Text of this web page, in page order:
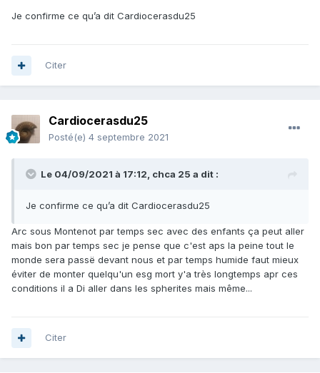
Je confirme ce qu’a dit Cardiocerasdu25
Citer
Cardiocerasdu25
Posté(e) 4 septembre 2021
Le 04/09/2021 à 17:12, chca 25 a dit :
Je confirme ce qu’a dit Cardiocerasdu25
Arc sous Montenot par temps sec avec des enfants ça peut aller
mais bon par temps sec je pense que c'est aps la peine tout le
monde sera passë devant nous et par temps humide faut mieux
éviter de monter quelqu'un esg mort y'a très longtemps apr ces
conditions il a Di aller dans les spherites mais même...
Citer